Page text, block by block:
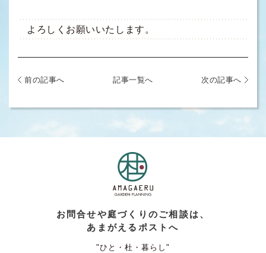
よろしくお願いいたします。
前の記事へ 記事一覧へ 次の記事へ
お問合せや庭づくりのご相談は、
あまがえるポストへ
"ひと・杜・暮らし"